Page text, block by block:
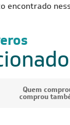
encontrado
Quem
comprou